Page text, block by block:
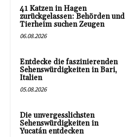
41 Katzen in Hagen
zurückgelassen: Behörden und
Tierheim suchen Zeugen
06.08.2026
Entdecke die faszinierenden
Sehenswürdigkeiten in Bari,
Italien
05.08.2026
Die unvergesslichsten
Sehenswürdigkeiten in
Yucatán entdecken